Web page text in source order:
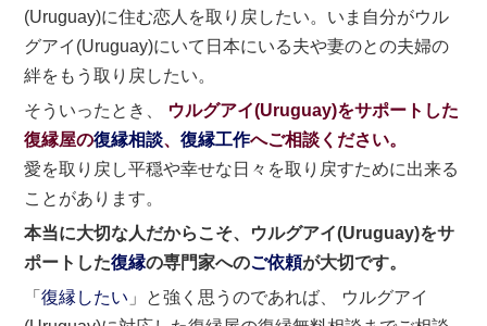
(Uruguay)に住む恋人を取り戻したい。いま自分がウル
グアイ(Uruguay)にいて日本にいる夫や妻のとの夫婦の
絆をもう取り戻したい。
そういったとき、
ウルグアイ(Uruguay)をサポートした
復縁屋の復縁相談、復縁工作へご相談ください。
愛を取り戻し平穏や幸せな日々を取り戻すために出来る
ことがあります。
本当に大切な人だからこそ、ウルグアイ(Uruguay)をサ
ポートした復縁の専門家へのご依頼が大切です。
「復縁したい 」と強く思うのであれば、 ウルグアイ